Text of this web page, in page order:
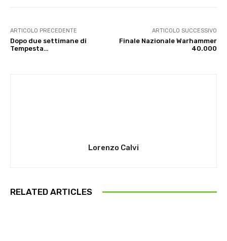
ARTICOLO PRECEDENTE
Dopo due settimane di
Tempesta…
ARTICOLO SUCCESSIVO
Finale Nazionale Warhammer
40.000
Lorenzo Calvi
RELATED ARTICLES